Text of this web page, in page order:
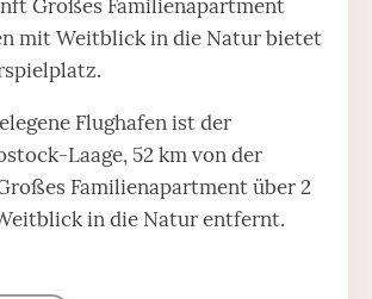
Großes Familienapartment
mit Weitblick in die Natur bietet
Flughafen ist der
Laage, 52 km von der
Familienapartment über 2
in die Natur entfernt.